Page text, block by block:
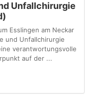
Unfallchirurgie
Esslingen am Neckar
und Unfallchirurgie
verantwortungsvolle
auf der ...